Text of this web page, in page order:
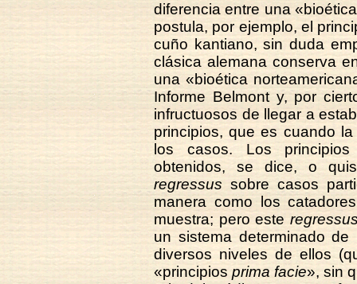
diferencia entre una
postula, por ejemplo, el
cuño kantiano, sin duda
clásica alemana conserva
una «bioética
Informe Belmont y, por
infructuosos de llegar a
principios, que es cuando
los casos. Los
obtenidos, se dice, o
regressus sobre casos
manera como los
muestra; pero este
un sistema determinado
diversos niveles de ellos
«principiosprima facie», sin